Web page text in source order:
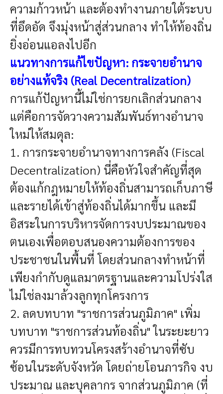
ความก้าวหน้า และต้องทำงานภายใต้ระบบ
ที่อึดอัด จึงมุ่งหน้าสู่ส่วนกลาง ทำให้ท้องถิ่น
ยิ่งอ่อนแอลงไปอีก
แนวทางการแก้ไขปัญหา: กระจายอำนาจ
อย่างแท้จริง (Real Decentralization)
การแก้ปัญหานี้ไม่ใช่การยกเลิกส่วนกลาง
แต่คือการจัดวางความสัมพันธ์ทางอำนาจ
ใหม่ให้สมดุล:
1. การกระจายอำนาจทางการคลัง (Fiscal
Decentralization) นี่คือหัวใจสำคัญที่สุด
ต้องแก้กฎหมายให้ท้องถิ่นสามารถเก็บภาษี
และรายได้เข้าสู่ท้องถิ่นได้มากขึ้น และมี
อิสระในการบริหารจัดการงบประมาณของ
ตนเองเพื่อตอบสนองความต้องการของ
ประชาชนในพื้นที่ โดยส่วนกลางทำหน้าที่
เพียงกำกับดูแลมาตรฐานและความโปร่งใส
ไม่ใช่ลงมาล้วงลูกทุกโครงการ
2. ลดบทบาท "ราชการส่วนภูมิภาค" เพิ่ม
บทบาท "ราชการส่วนท้องถิ่น"ในระยะยาว
ควรมีการทบทวนโครงสร้างอำนาจที่ซับ
ซ้อนในระดับจังหวัด โดยถ่ายโอนภารกิจ งบ
ประมาณ และบุคลากร จากส่วนภูมิภาค (ที่